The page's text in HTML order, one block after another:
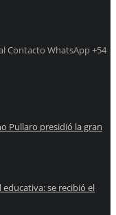
Contacto WhatsApp +54
Pullaro presidió la gran
educativa: se recibió el